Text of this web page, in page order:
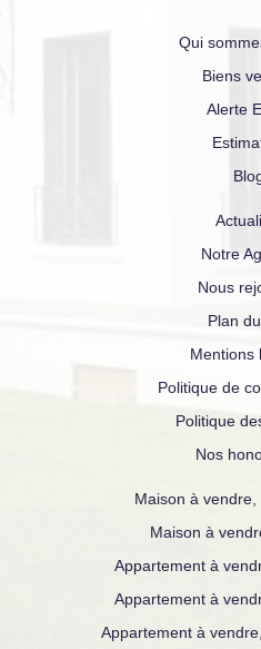
Qui
Biens
Alerte
Notre
Nous
Plan
Mentions
Politique de
Politique
Nos
Maison à
Maison à
Appartement à
Appartement à
Appartement à